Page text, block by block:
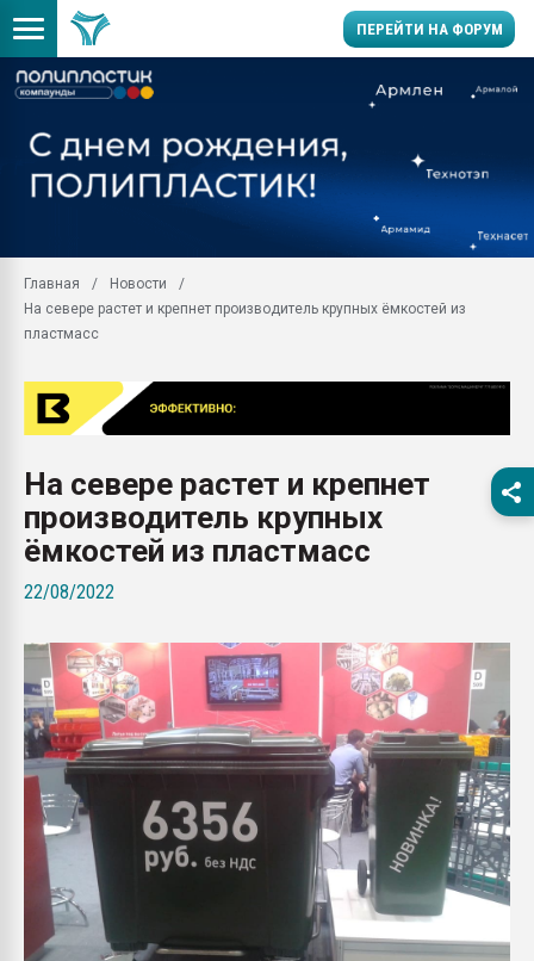
ПЕРЕЙТИ НА ФОРУМ
заводу пластмасс"
первый план в
28.07.2026
ситуацией на
Всё, что касается
ПЕРЕЙТИ НА
Главная
Новости
На севере растет и крепнет производитель крупных ёмкостей из
пластмасс
На севере растет и крепнет
производитель крупных
ёмкостей из пластмасс
22/08/2022